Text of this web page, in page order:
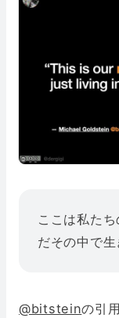
ここは私た
だその中で生
@bitsteinの引